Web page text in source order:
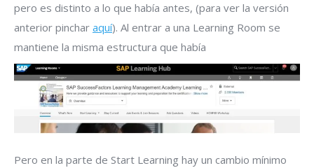
pero es distinto a lo que había antes, (para ver la versión
anterior pinchar aquí). Al entrar a una Learning Room se
mantiene la misma estructura que había
Pero en la parte de Start Learning hay un cambio mínimo